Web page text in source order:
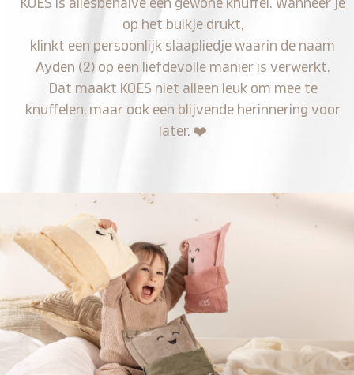
KOES is allesbehalve een gewone knuffel. Wanneer je
op het buikje drukt,
klinkt een persoonlijk slaapliedje waarin de naam
Ayden (2) op een liefdevolle manier is verwerkt.
Dat maakt KOES niet alleen leuk om mee te
knuffelen, maar ook een blijvende herinnering voor
later. ❤️